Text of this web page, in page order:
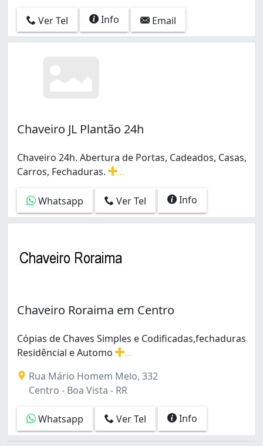
Ver Tel Info Email
Chaveiro JL Plantão 24h
Chaveiro 24h. Abertura de Portas, Cadeados, Casas,
Carros, Fechaduras.
Whatsapp
Ver Tel Info
Chaveiro Roraima em Centro
Cópias de Chaves Simples e Codificadas,fechaduras
Residêncial e Automo
Rua Mário Homem Melo, 332
Centro - Boa Vista - RR
Whatsapp Ver Tel Info